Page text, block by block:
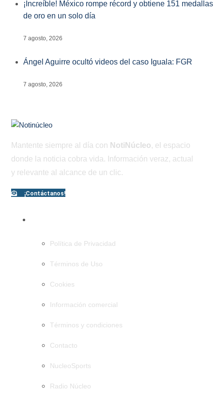
¡Increíble! México rompe récord y obtiene 151 medallas
de oro en un solo día
7 agosto, 2026
Ángel Aguirre ocultó videos del caso Iguala: FGR
7 agosto, 2026
Mantente siempre al día con NotiNúcleo, el espacio
donde la noticia cobra vida. Información veraz, actual
y relevante al alcance de un clic.
¡Contáctanos!
Política de Privacidad
Términos de Uso
Cookies
Información comercial
Términos y condiciones
Contacto
NucleoSports
Radio Núcleo